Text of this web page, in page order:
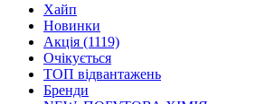
Хайп
Новинки
Акція (1119)
Очікується
ТОП відвантажень
Бренди